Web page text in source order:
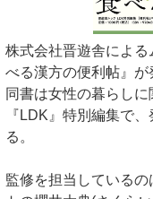
株式会社晋遊舎によ
べる漢方の便利帖』
同書は女性の暮らし
『LDK』特別編集で
る。
監修を担当している